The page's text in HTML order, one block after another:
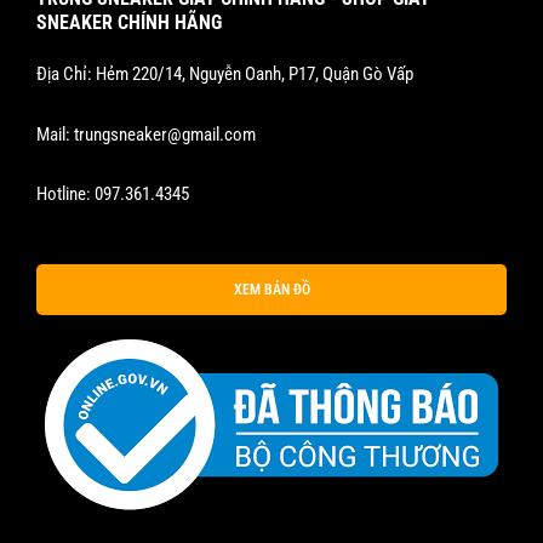
SNEAKER CHÍNH HÃNG
Địa Chỉ: Hẻm 220/14, Nguyễn Oanh, P17, Quận Gò Vấp
Mail: trungsneaker@gmail.com
Hotline: 097.361.4345
XEM BẢN ĐỒ